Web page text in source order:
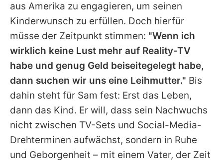
Redaktionelle Richtlinien
Impressum
Datenschutzerklärung
Nutzungsbedingungen
Utiq verwalten
aus Amerika zu engagieren, um seinen
Kinderwunsch zu erfüllen. Doch hierfür
müsse der Zeitpunkt stimmen: "Wenn ich
wirklich keine Lust mehr auf Reality-TV
habe und genug Geld beiseitegelegt habe,
dann suchen wir uns eine Leihmutter." Bis
dahin steht für Sam fest: Erst das Leben,
dann das Kind. Er will, dass sein Nachwuchs
nicht zwischen TV-Sets und Social-Media-
Drehterminen aufwächst, sondern in Ruhe
und Geborgenheit – mit einem Vater, der Zeit